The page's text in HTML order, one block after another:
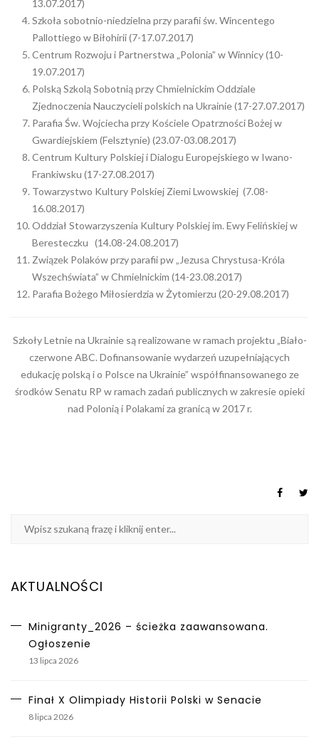
13.07.2017)
Szkoła sobotnio-niedzielna przy parafii św. Wincentego
Pallottiego w Biłohirii (7-17.07.2017)
Centrum Rozwoju i Partnerstwa „Polonia” w Winnicy (10-
19.07.2017)
Polską Szkolą Sobotnią przy Chmielnickim Oddziale
Zjednoczenia Nauczycieli polskich na Ukrainie (17-27.07.2017)
Parafia Św. Wojciecha przy Kościele Opatrzności Bożej w
Gwardiejskiem (Felsztynie) (23.07-03.08.2017)
Centrum Kultury Polskiej i Dialogu Europejskiego w Iwano-
Frankiwsku (17-27.08.2017)
Towarzystwo Kultury Polskiej Ziemi Lwowskiej (7.08-
16.08.2017)
Oddział Stowarzyszenia Kultury Polskiej im. Ewy Felińskiej w
Beresteczku (14.08-24.08.2017)
Związek Polaków przy parafii pw „Jezusa Chrystusa-Króla
Wszechświata” w Chmielnickim (14-23.08.2017)
Parafia Bożego Miłosierdzia w Żytomierzu (20-29.08.2017)
Szkoły Letnie na Ukrainie są realizowane w ramach projektu „Biało-
czerwone ABC. Dofinansowanie wydarzeń uzupełniających
edukację polską i o Polsce na Ukrainie” współfinansowanego ze
środków Senatu RP w ramach zadań publicznych w zakresie opieki
nad Polonią i Polakami za granicą w 2017 r.
AKTUALNOŚCI
Minigranty_2026 – ścieżka zaawansowana.
Ogłoszenie
13 lipca 2026
Finał X Olimpiady Historii Polski w Senacie
8 lipca 2026